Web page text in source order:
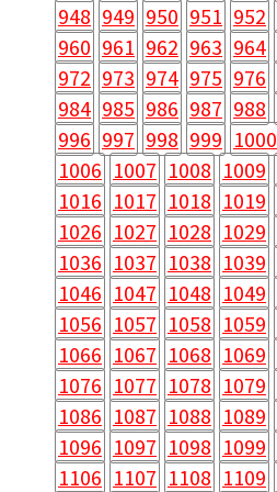
948 949 950 951 952
960 961 962 963 964
972 973 974 975 976
984 985 986 987 988
996 997 998 999 1000
1006 1007 1008 1009
1016 1017 1018 1019
1026 1027 1028 1029
1036 1037 1038 1039
1046 1047 1048 1049
1056 1057 1058 1059
1066 1067 1068 1069
1076 1077 1078 1079
1086 1087 1088 1089
1096 1097 1098 1099
1106 1107 1108 1109